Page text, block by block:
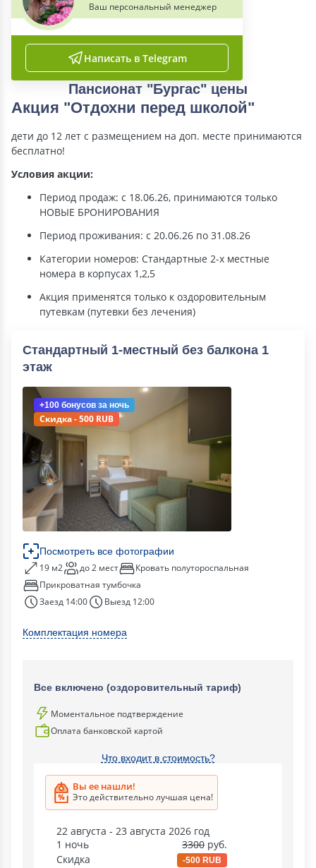
Ваш персональный менеджер
Написать в Telegram
Пансионат "Бургас" цены
Акция "Отдохни перед школой"
дети до 12 лет с размещением на доп. месте принимаются
бесплатно!
Условия акции:
Период продаж: с 18.06.26, принимаются только
НОВЫЕ БРОНИРОВАНИЯ
Период проживания: с 20.06.26 по 31.08.26
Категории номеров: Стандартные 2-х местные
номера в корпусах 1,2,5
Акция применятся только к оздоровительным
путевкам (путевки без лечения)
Стандартный 1-местный без балкона 1
этаж
+100 бонусов за ночь
Скидка - 500 RUB
Посмотреть все фотографии
19 м2 до 2 мест
Кровать полутороспальная
Прикроватная тумбочка
Заезд 14:00
Выезд 12:00
Комплектация номера
Все включено (оздоровительный тариф)
Моментальное подтверждение
Оплата банковской картой
Что входит в стоимость?
Вы ее нашли!
Это действительно лучшая цена!
22 августа - 23 августа 2026 год
1 ночь
3300 руб.
Скидка
-500 RUB